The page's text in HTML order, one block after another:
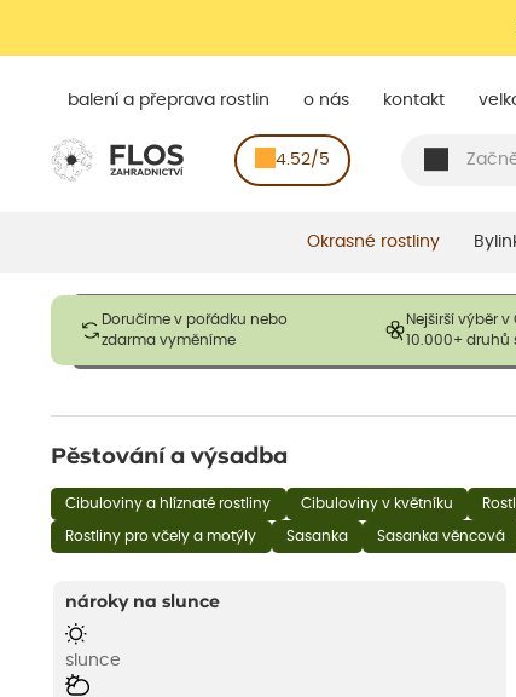
balení a přeprava rostlin o nás kontakt
4.52/5
Okrasné rostliny
Doručíme v pořádku nebo
zdarma vyměníme
Nejširší výběr v
10.000+ druhů
Obrázky slouží pouze pro ilustrační účely a mají
opadavé rostliny dodávány v dormantním stavu a bez
Pěstování a výsadba
Cibuloviny a hlíznaté rostliny Cibuloviny v květníku
Rostliny pro včely a motýly Sasanka Sasanka věncová
nároky na slunce
slunce